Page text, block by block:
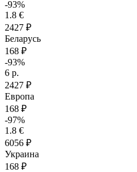
-93%
1.8 €
2427 ₽
Беларусь
168 ₽
-93%
6 р.
2427 ₽
Европа
168 ₽
-97%
1.8 €
6056 ₽
Украина
168 ₽